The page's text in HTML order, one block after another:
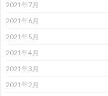
2021年7月
2021年6月
2021年5月
2021年4月
2021年3月
2021年2月